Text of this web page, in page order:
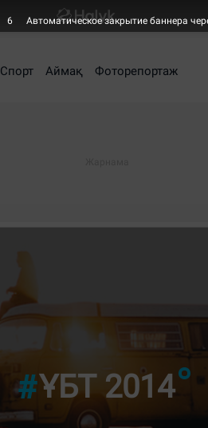
Спорт Аймақ Фоторепортаж
ҰБТ 2014
6 Автоматическое закрытие баннера